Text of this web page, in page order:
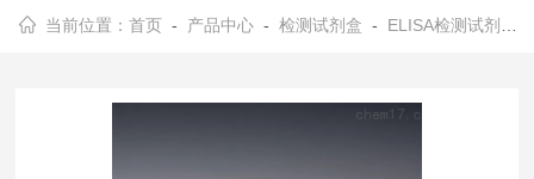
当前位置：首页 - 产品中心 -检测试剂盒 - ELISA检测试剂盒